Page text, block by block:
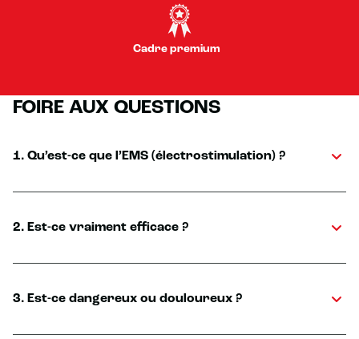
Cadre premium
FOIRE AUX QUESTIONS
1. Qu’est-ce que l’EMS (électrostimulation) ?
2. Est-ce vraiment efficace ?
3. Est-ce dangereux ou douloureux ?